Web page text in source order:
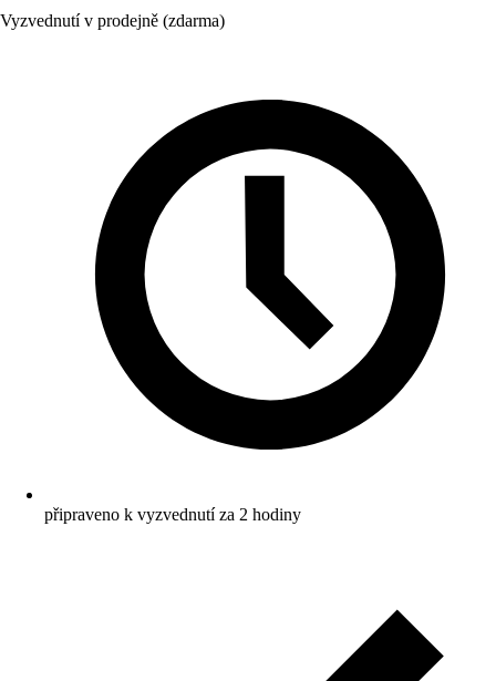
Vyzvednutí v prodejně (zdarma)
připraveno k vyzvednutí za 2 hodiny